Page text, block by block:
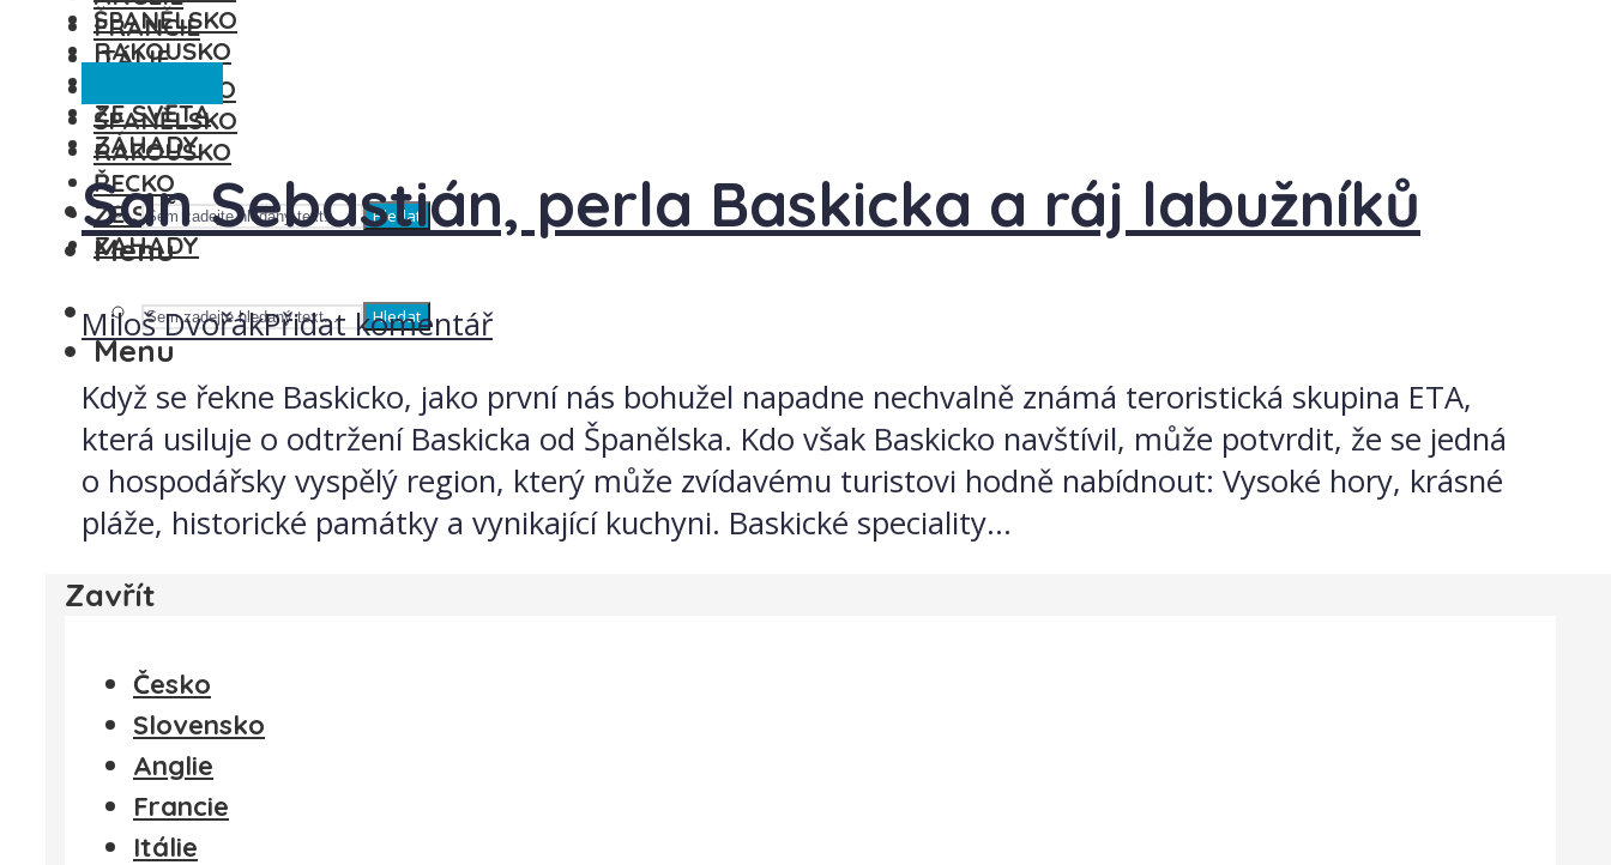
FRANCIE
ITÁLIE
MAĎARSKO
ŠPANĚLSKO
RAKOUSKO
ŘECKO
ZE SVĚTA
ZÁHADY
Hledat
Menu
ŠPANĚLSKO
RAKOUSKO
ZE SVĚTA
ZÁHADY
Hledat
Menu
San Sebastián, perla Baskicka a ráj labužníků
Miloš DvořákPřidat komentář
Když se řekne Baskicko, jako první nás bohužel napadne nechvalně známá teroristická skupina ETA,
která usiluje o odtržení Baskicka od Španělska. Kdo však Baskicko navštívil, může potvrdit, že se jedná
o hospodářsky vyspělý region, který může zvídavému turistovi hodně nabídnout: Vysoké hory, krásné
pláže, historické památky a vynikající kuchyni. Baskické speciality...
Zavřít
Česko
Slovensko
Anglie
Francie
Itálie